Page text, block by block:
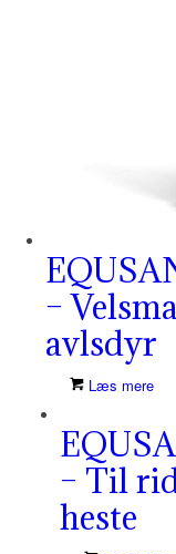
–
avlsdyr
Læs mere
– Til
heste